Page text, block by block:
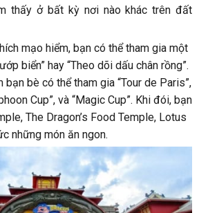
thấy ở bất kỳ nơi nào khác trên đất
mạo hiểm, bạn có thể tham gia một
biển” hay “Theo dõi dấu chân rồng”.
bạn bè có thể tham gia “Tour de Paris”,
Cup”, và “Magic Cup”. Khi đói, bạn
The Dragon’s Food Temple, Lotus
những món ăn ngon.